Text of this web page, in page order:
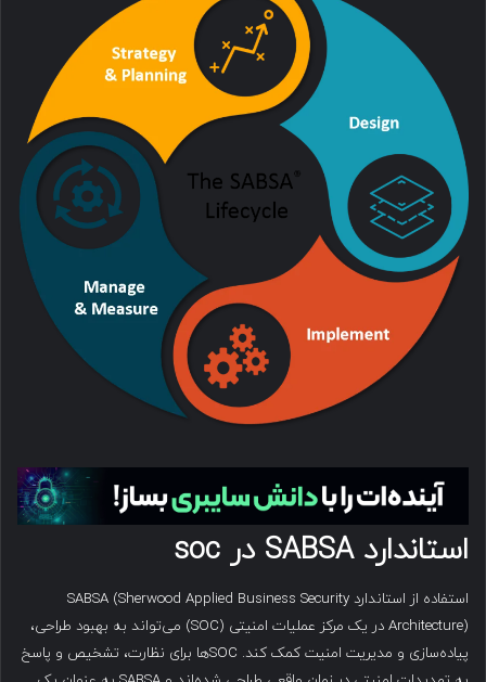
استاندارد SABSA در soc
استفاده از استاندارد SABSA (Sherwood Applied Business Security
Architecture) در یک مرکز عملیات امنیتی (SOC) می‌تواند به بهبود طراحی،
پیاده‌سازی و مدیریت امنیت کمک کند. SOC‌ها برای نظارت، تشخیص و پاسخ